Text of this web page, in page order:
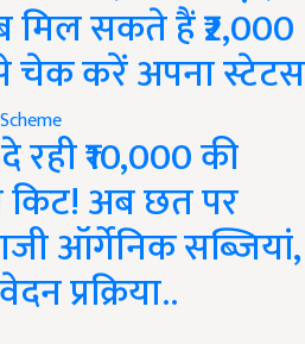
मिल सकते हैं ₹2,000
करें अपना स्टेटस
रही ₹10,000 की
किट! अब छत पर
ऑर्गेनिक सब्जियां,
प्रक्रिया..